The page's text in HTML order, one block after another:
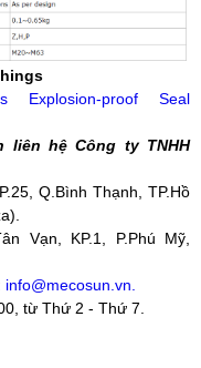
Explosion-proof Seal
hệ Công ty TNHH
Q.Bình Thạnh, TP.Hồ
Vạn, KP.1, P.Phú Mỹ,
info@mecosun.vn.
từ Thứ 2 - Thứ 7.